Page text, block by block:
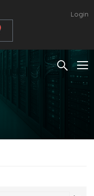
Login